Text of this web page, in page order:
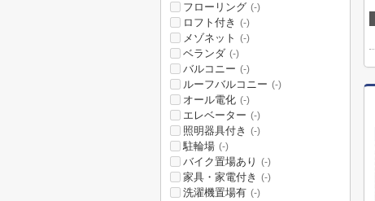
フローリング (-)
ロフト付き (-)
メゾネット (-)
ベランダ (-)
バルコニー (-)
ルーフバルコニー (-)
オール電化 (-)
エレベーター (-)
照明器具付き (-)
駐輪場 (-)
バイク置場あり (-)
家具・家電付き (-)
洗濯機置場有 (-)